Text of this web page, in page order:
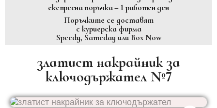
експресна поръчка – 1 работен ден
Поръчките се доставят
с куриерска фирма
Speedy, Sameday или Box Now
златист накрайник за
ключодържател №7